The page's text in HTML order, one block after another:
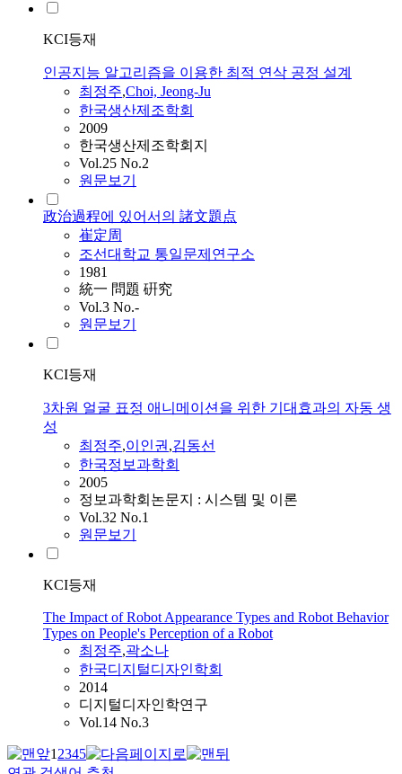
KCI등재
인공지능 알고리즘을 이용한 최적 연삭 공정 설계
최정주,Choi, Jeong-Ju
한국생산제조학회
2009
한국생산제조학회지
Vol.25 No.2
원문보기
政治過程에 있어서의 諸文題点
崔定周
조선대학교 통일문제연구소
1981
統一 問題 硏究
Vol.3 No.-
원문보기
KCI등재
3차원 얼굴 표정 애니메이션을 위한 기대효과의 자동 생
성
최정주,이인권,김동선
한국정보과학회
2005
정보과학회논문지 : 시스템 및 이론
Vol.32 No.1
원문보기
KCI등재
The Impact of Robot Appearance Types and Robot Behavior
Types on People's Perception of a Robot
최정주,곽소나
한국디지털디자인학회
2014
디지털디자인학연구
Vol.14 No.3
12345